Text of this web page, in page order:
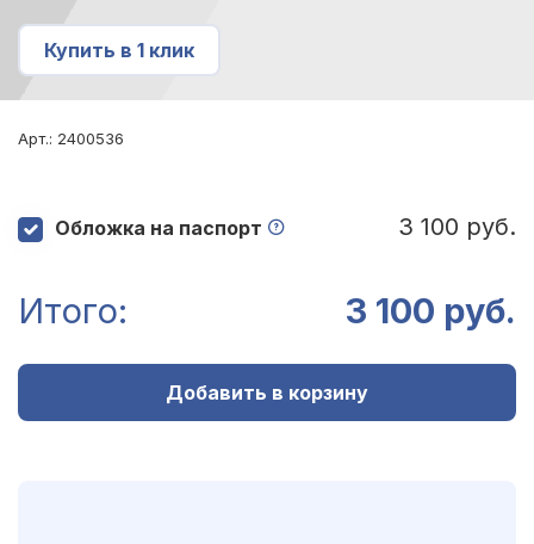
Купить в 1 клик
Арт.: 2400536
Обложка на паспорт 3 100 руб.
Итого: 3 100 руб.
Добавить в корзину